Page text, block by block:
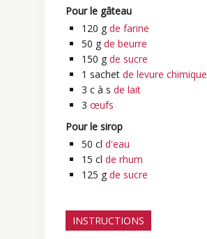
Pour le gâteau
120 g de farine
50 g de beurre
150 g de sucre
1 sachet de levure chimique
3 c à s de lait
3 œufs
Pour le sirop
50 cl d'eau
15 cl de rhum
125 g de sucre
INSTRUCTIONS